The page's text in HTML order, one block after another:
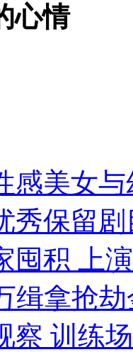
元
正
心情
感美女
秀保留
囤积 上
缉拿抢
察 训练